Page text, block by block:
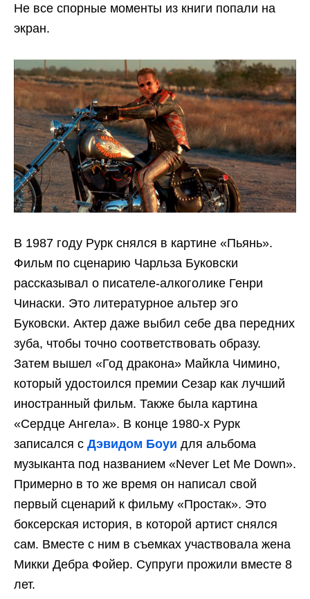
Не все спорные моменты из книги попали на
экран.
В 1987 году Рурк снялся в картине «Пьянь».
Фильм по сценарию Чарльза Буковски
рассказывал о писателе-алкоголике Генри
Чинаски. Это литературное альтер эго
Буковски. Актер даже выбил себе два передних
зуба, чтобы точно соответствовать образу.
Затем вышел «Год дракона» Майкла Чимино,
который удостоился премии Сезар как лучший
иностранный фильм. Также была картина
«Сердце Ангела». В конце 1980-х Рурк
записался с Дэвидом Боуи для альбома
музыканта под названием «Never Let Me Down».
Примерно в то же время он написал свой
первый сценарий к фильму «Простак». Это
боксерская история, в которой артист снялся
сам. Вместе с ним в съемках участвовала жена
Микки Дебра Фойер. Супруги прожили вместе 8
лет.